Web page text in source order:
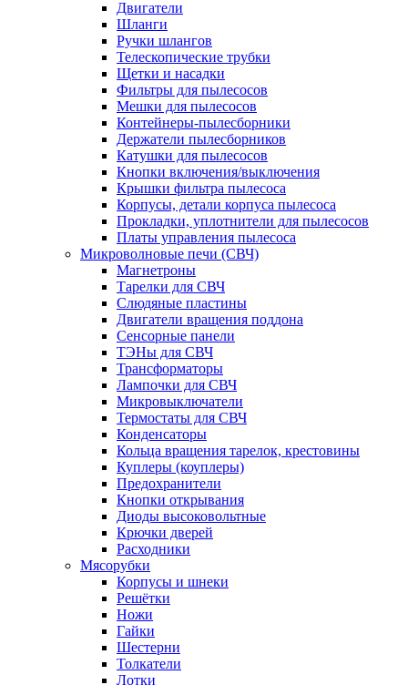
Двигатели
Шланги
Ручки шлангов
Телескопические трубки
Щетки и насадки
Фильтры для пылесосов
Мешки для пылесосов
Контейнеры-пылесборники
Держатели пылесборников
Катушки для пылесосов
Кнопки включения/выключения
Крышки фильтра пылесоса
Корпусы, детали корпуса пылесоса
Прокладки, уплотнители для пылесосов
Платы управления пылесоса
Микроволновые печи (СВЧ)
Магнетроны
Тарелки для СВЧ
Слюдяные пластины
Двигатели вращения поддона
Сенсорные панели
ТЭНы для СВЧ
Трансформаторы
Лампочки для СВЧ
Микровыключатели
Термостаты для СВЧ
Конденсаторы
Кольца вращения тарелок, крестовины
Куплеры (коуплеры)
Предохранители
Кнопки открывания
Диоды высоковольтные
Крючки дверей
Расходники
Мясорубки
Корпусы и шнеки
Решётки
Ножи
Гайки
Шестерни
Толкатели
Лотки